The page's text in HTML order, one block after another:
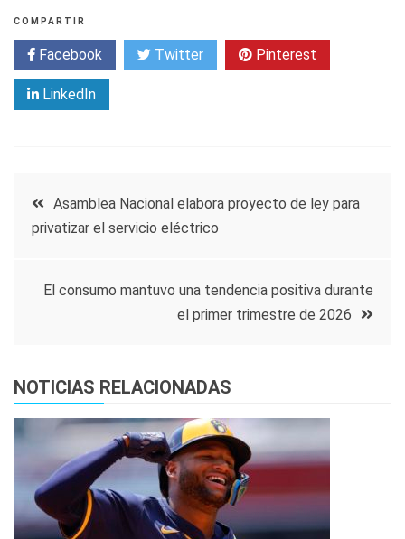
COMPARTIR
Facebook Twitter Pinterest
LinkedIn
Navegación
de
entradas
Asamblea Nacional elabora proyecto de ley para
privatizar el servicio eléctrico
El consumo mantuvo una tendencia positiva durante
el primer trimestre de 2026
NOTICIAS RELACIONADAS